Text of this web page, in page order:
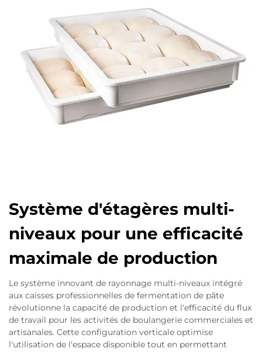
Système d'étagères multi-
niveaux pour une efficacité
maximale de production
Le système innovant de rayonnage multi-niveaux intégré
aux caisses professionnelles de fermentation de pâte
révolutionne la capacité de production et l'efficacité du flux
de travail pour les activités de boulangerie commerciales et
artisanales. Cette configuration verticale optimise
l'utilisation de l'espace disponible tout en permettant